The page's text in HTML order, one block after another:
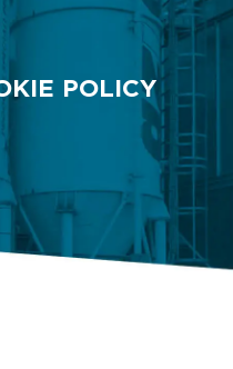
POLICY